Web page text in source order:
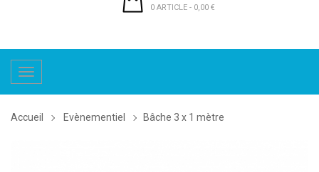
0 ARTICLE - 0,00 €
Basculer
Accueil Evènementiel Bâche 3 x 1 mètre